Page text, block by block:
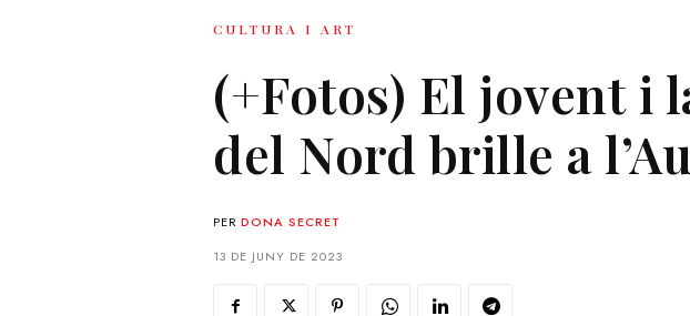
CULTURA I ART
(+Fotos) El jovent i
del Nord brille a
PER DONA SECRET
13 DE JUNY DE 2023